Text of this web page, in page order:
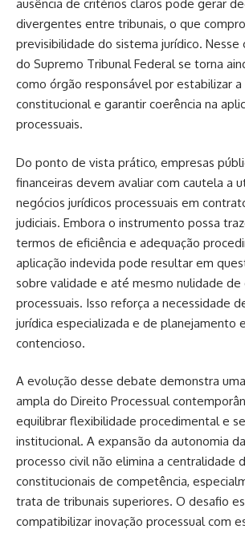
ausência de critérios claros pode gerar
divergentes entre tribunais, o que
previsibilidade do sistema jurídico. Nesse
do Supremo Tribunal Federal se torna
como órgão responsável por estabilizar
constitucional e garantir coerência na
processuais.
Do ponto de vista prático, empresas
financeiras devem avaliar com cautela a
negócios jurídicos processuais em
judiciais. Embora o instrumento possa
termos de eficiência e adequação
aplicação indevida pode resultar em
sobre validade e até mesmo nulidade de
processuais. Isso reforça a necessidade
jurídica especializada e de planejamento
contencioso.
A evolução desse debate demonstra
ampla do Direito Processual
equilibrar flexibilidade procedimental e
institucional. A expansão da autonomia
processo civil não elimina a centralidade
constitucionais de competência,
trata de tribunais superiores. O desafio
compatibilizar inovação processual com